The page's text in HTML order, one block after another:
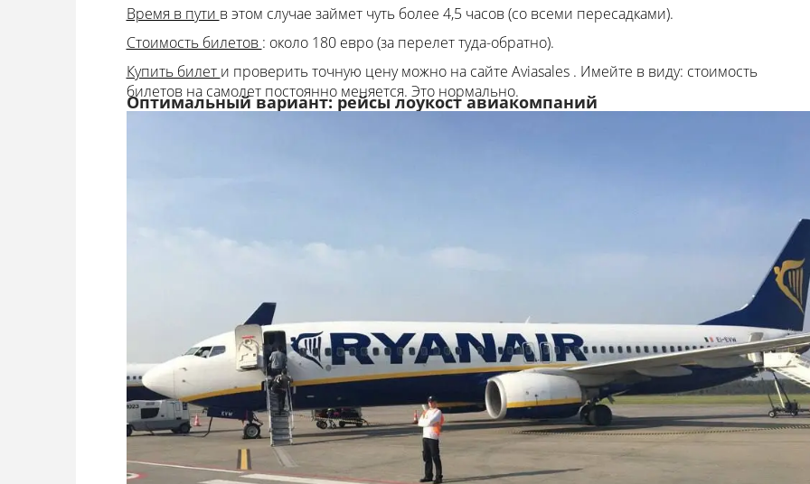
Время в пути в этом случае займет чуть более 4,5 часов (со всеми пересадками).
Стоимость билетов : около 180 евро (за перелет туда-обратно).
Купить билет и проверить точную цену можно на сайте Aviasales . Имейте в виду: стоимость
билетов на самолет постоянно меняется. Это нормально.
Оптимальный вариант: рейсы лоукост авиакомпаний